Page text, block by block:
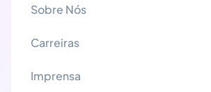
Sobre Nós
Carreiras
Imprensa